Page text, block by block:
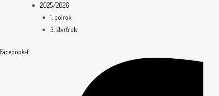
2025/2026
1. polrok
3. štvrťrok
Facebook-f